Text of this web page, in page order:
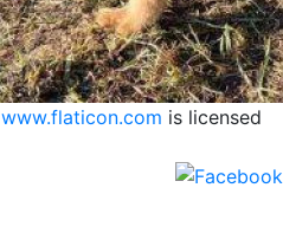
www.flaticon.com is licensed